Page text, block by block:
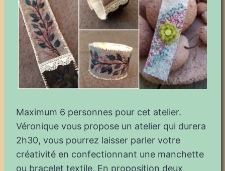
Maximum 6 personnes pour cet atelier.
Véronique vous propose un atelier qui durera
2h30, vous pourrez laisser parler votre
créativité en confectionnant une manchette
ou bracelet textile. En proposition deux